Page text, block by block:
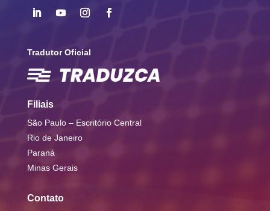
Tradutor Oficial
Filiais
São Paulo – Escritório Central
Rio de Janeiro
Paraná
Minas Gerais
Contato